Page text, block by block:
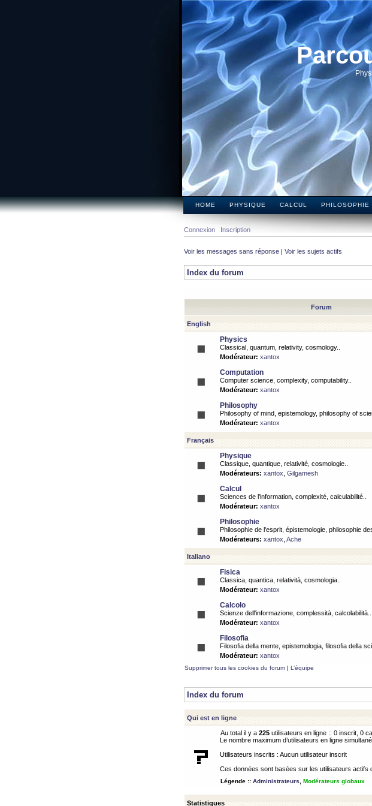
HOME PHYSIQUE CALCUL PHILOSOPHIE
Connexion Inscription
Voir les messages sans réponse | Voir les sujets actifs
Index du forum
Forum
English
Physics
Classical, quantum, relativity, cosmology..
Modérateur: xantox
Computation
Computer science, complexity, computability..
Modérateur: xantox
Philosophy
Philosophy of mind, epistemology, philosophy of
Modérateur: xantox
Français
Physique
Classique, quantique, relativité, cosmologie..
Modérateurs: xantox Gilgamesh
Calcul
Sciences de l'information, complexité, calculabilité..
Modérateur: xantox
Philosophie
Philosophie de l'esprit, épistemologie, philosophie
Modérateurs: xantox Ache
Italiano
Fisica
Classica, quantica, relatività, cosmologia..
Modérateur: xantox
Calcolo
Scienze dell'informazione, complessità, calcolabilità..
Modérateur: xantox
Filosofia
Filosofia della mente, epistemologia, filosofia della
Modérateur: xantox
Supprimer tous les cookies du forum | L’équipe
Index du forum
Qui est en ligne
Au total il y a 225 utilisateurs en ligne :: 0 inscrit, 0
Le nombre maximum d’utilisateurs en ligne
Utilisateurs inscrits : Aucun utilisateur inscrit
Ces données sont basées sur les utilisateurs actifs
Légende :: Administrateurs Modérateurs globaux
Statistiques